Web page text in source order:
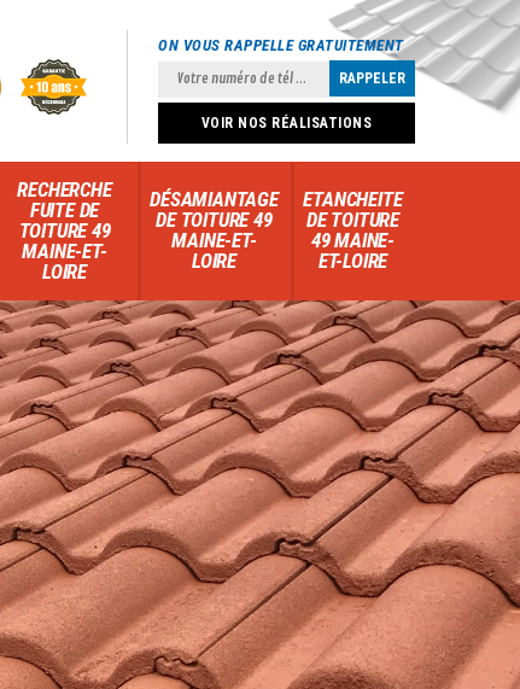
ON VOUS RAPPELLE GRATUITEMENT
VOIR NOS RÉALISATIONS
RECHERCHE
FUITE DE
TOITURE 49
MAINE-ET-
LOIRE
DÉSAMIANTAGE
DE TOITURE 49
MAINE-ET-
LOIRE
ETANCHEITE
DE TOITURE
49 MAINE-
ET-LOIRE